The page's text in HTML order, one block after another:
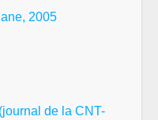
2005
de la CNT-